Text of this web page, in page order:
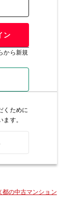
ン
から新規
くために
す。
都の中古マンション